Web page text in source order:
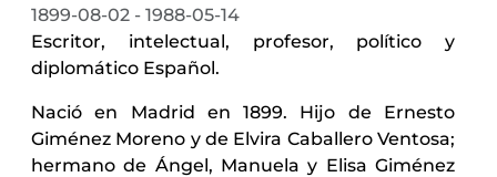
1899-08-02 - 1988-05-14
Escritor, intelectual, profesor, político y
diplomático Español.
Nació en Madrid en 1899. Hijo de Ernesto
Giménez Moreno y de Elvira Caballero Ventosa;
hermano de Ángel, Manuela y Elisa Giménez